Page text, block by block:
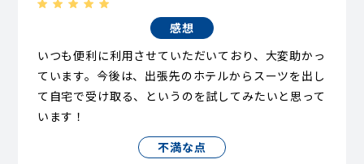
感想
いつも便利に利用させていただいており、大変助かっ
ています。今後は、出張先のホテルからスーツを出し
て自宅で受け取る、というのを試してみたいと思って
います！
不満な点